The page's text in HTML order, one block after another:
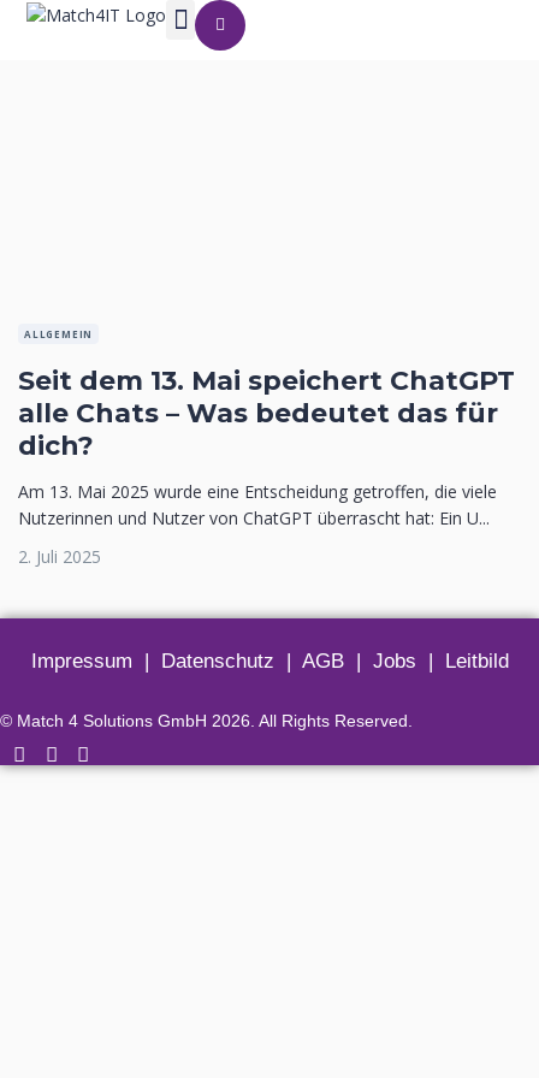
ALLGEMEIN
Seit dem 13. Mai speichert ChatGPT
alle Chats – Was bedeutet das für
dich?
Am 13. Mai 2025 wurde eine Entscheidung getroffen, die viele
Nutzerinnen und Nutzer von ChatGPT überrascht hat: Ein U...
2. Juli 2025
Impressum | Datenschutz | AGB| Jobs | Leitbild
© Match 4 Solutions GmbH 2026. All Rights Reserved.